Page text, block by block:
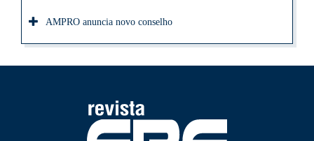
AMPRO anuncia novo conselho